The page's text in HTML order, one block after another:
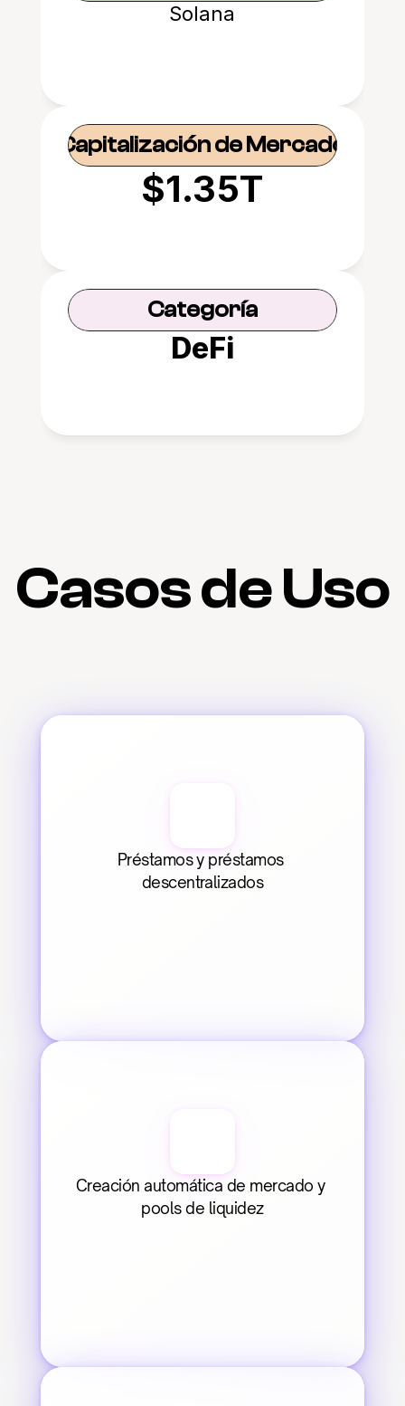
Solana
Capitalización de Mercado
$1.35T
Categoría
DeFi
Casos de Uso
Préstamos y préstamos
descentralizados
Creación automática de mercado y
pools de liquidez